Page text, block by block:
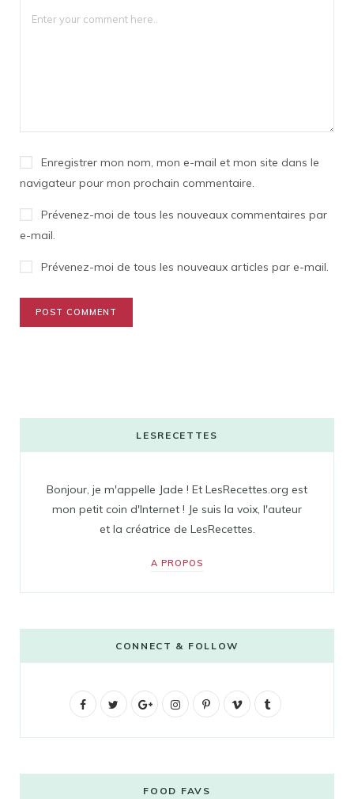
Enregistrer mon nom, mon e-mail et mon site dans le
navigateur pour mon prochain commentaire.
Prévenez-moi de tous les nouveaux commentaires par
e-mail.
Prévenez-moi de tous les nouveaux articles par e-mail.
LESRECETTES
Bonjour, je m'appelle Jade ! Et LesRecettes.org est
mon petit coin d'Internet ! Je suis la voix, l'auteur
et la créatrice de LesRecettes.
A PROPOS
CONNECT & FOLLOW
F
G
g
I
t
P
V
FOOD FAVS